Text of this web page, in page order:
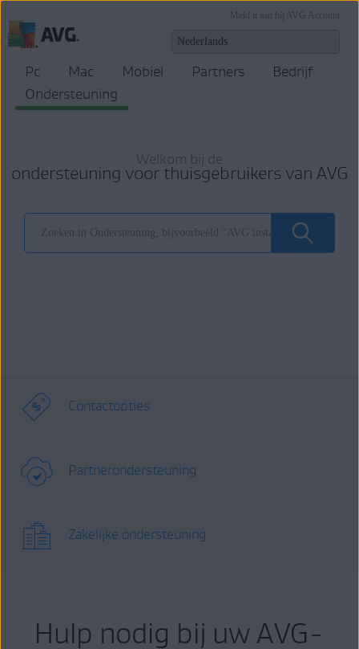
Meld u aan bij AVG Account
Pc Mac Mobiel Partners
Bedrijf
Ondersteuning
Welkom bij de
ondersteuning voor thuisgebruikers van AVG
Contactopties
Partnerondersteuning
Zakelijke ondersteuning
Hulp nodig bij uw AVG-